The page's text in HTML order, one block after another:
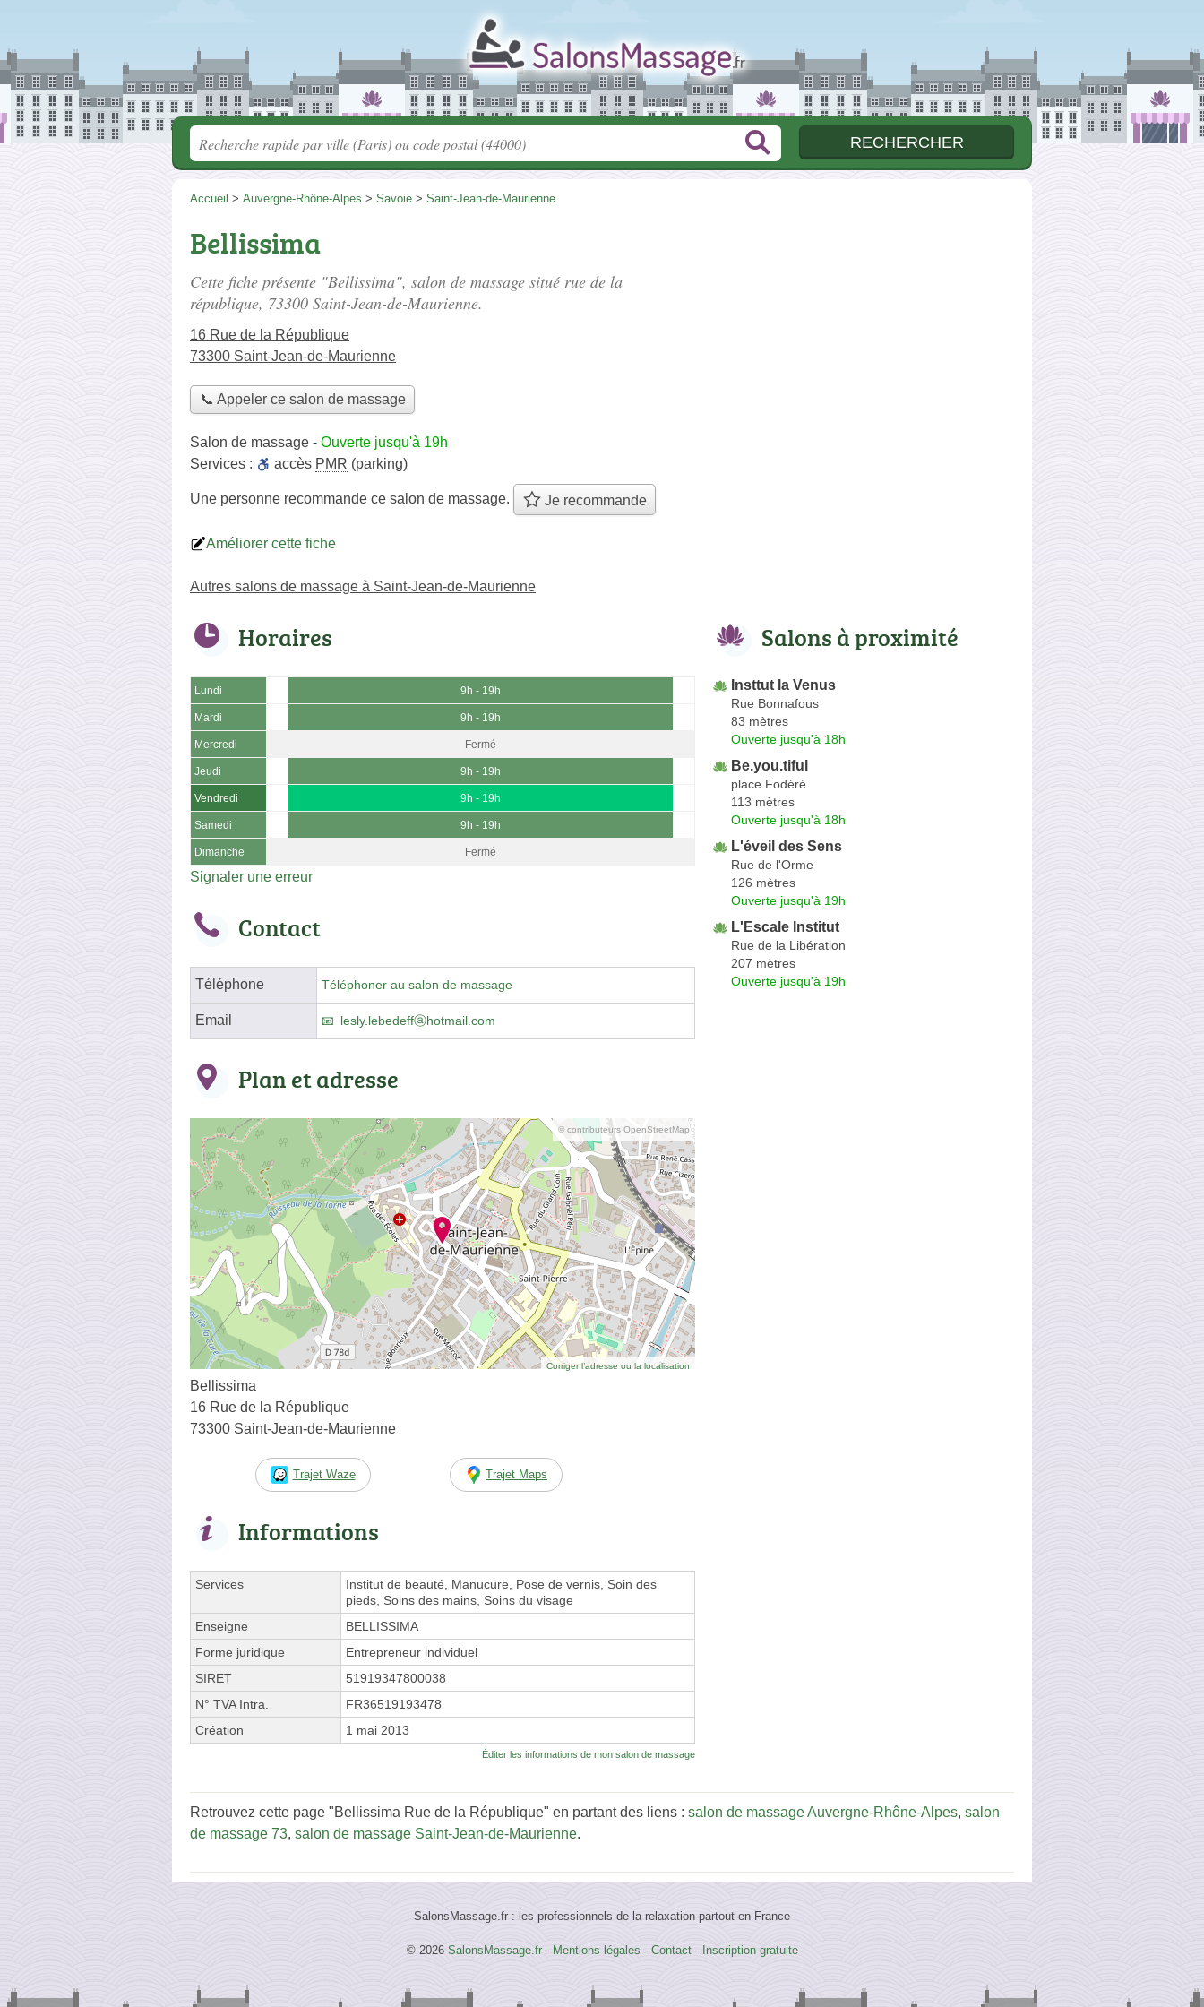
Accueil > Auvergne-Rhône-Alpes > Savoie > Saint-Jean-de-Maurienne
Bellissima
Cette fiche présente "Bellissima", salon de massage situé rue de la
république, 73300 Saint-Jean-de-Maurienne.
16 Rue de la République
73300 Saint-Jean-de-Maurienne
📞 Appeler ce salon de massage
Salon de massage - Ouverte jusqu'à 19h
Services :
accès PMR (parking)
Une personne recommande ce salon de massage. Je recommande
Améliorer cette fiche
Autres salons de massage à Saint-Jean-de-Maurienne
Horaires
Lundi 9h - 19h
Mardi 9h - 19h
Mercredi Fermé
Jeudi 9h - 19h
Vendredi 9h - 19h
Samedi 9h - 19h
Dimanche Fermé
Signaler une erreur
Contact
Téléphone Téléphoner au salon de massage
Email lesly.lebedeffⓐhotmail.com
Plan et adresse
© contributeurs OpenStreetMap
Corriger l’adresse ou la localisation
Bellissima
16 Rue de la République
73300 Saint-Jean-de-Maurienne
Trajet Waze Trajet Maps
Informations
Services
Institut de beauté, Manucure, Pose de vernis, Soin des
pieds, Soins des mains, Soins du visage
Enseigne
BELLISSIMA
Forme juridique
Entrepreneur individuel
SIRET
51919347800038
N° TVA Intra.
FR36519193478
Création
1 mai 2013
Éditer les informations de mon salon de massage
Salons à proximité
Insttut la Venus
Rue Bonnafous
83 mètres
Ouverte jusqu'à 18h
Be.you.tiful
place Fodéré
113 mètres
Ouverte jusqu'à 18h
L'éveil des Sens
Rue de l'Orme
126 mètres
Ouverte jusqu'à 19h
L'Escale Institut
Rue de la Libération
207 mètres
Ouverte jusqu'à 19h
Retrouvez cette page "Bellissima Rue de la République" en partant des liens : salon de massage Auvergne-Rhône-Alpes, salon
de massage 73, salon de massage Saint-Jean-de-Maurienne.
SalonsMassage.fr : les professionnels de la relaxation partout en France
© 2026 SalonsMassage.fr - Mentions légales - Contact- Inscription gratuite